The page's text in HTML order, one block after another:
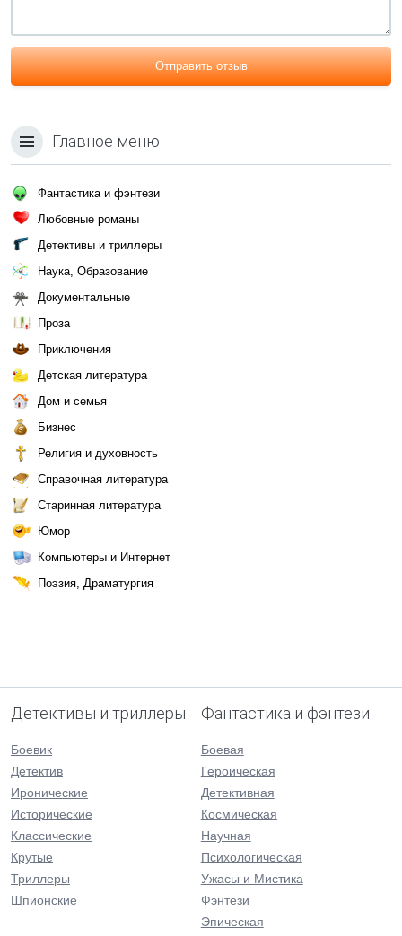
Отправить отзыв
Главное меню
Фантастика и фэнтези
Любовные романы
Детективы и триллеры
Наука, Образование
Документальные
Проза
Приключения
Детская литература
Дом и семья
Бизнес
Религия и духовность
Справочная литература
Старинная литература
Юмор
Компьютеры и Интернет
Поэзия, Драматургия
Детективы и триллеры
Боевик
Детектив
Иронические
Исторические
Классические
Крутые
Триллеры
Шпионские
Фантастика и фэнтези
Боевая
Героическая
Детективная
Космическая
Научная
Психологическая
Ужасы и Мистика
Фэнтези
Эпическая